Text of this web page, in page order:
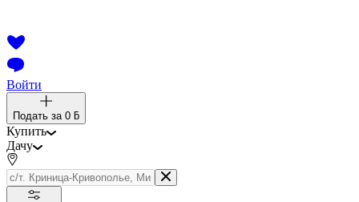
Войти
Подать за 0 ƃ
Купить
Дачу